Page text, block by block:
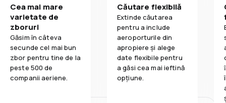
Cea mai mare
varietate de
zboruri
Găsim în câteva
secunde cel mai bun
zbor pentru tine de la
peste 500 de
companii aeriene.
Căutare flexibilă
Extinde căutarea
pentru a include
aeroporturile din
apropiere și alege
date flexibile pentru
a găsi cea mai ieftină
opțiune.